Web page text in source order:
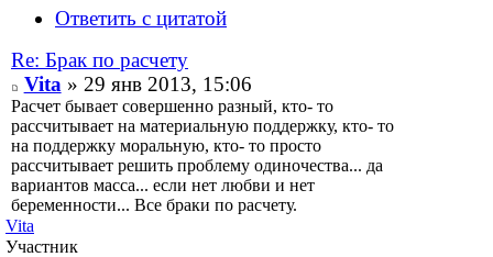
Ответить с цитатой
Re: Брак по расчету
Vita » 29 янв 2013, 15:06
Расчет бывает совершенно разный, кто- то
рассчитывает на материальную поддержку, кто- то
на поддержку моральную, кто- то просто
рассчитывает решить проблему одиночества... да
вариантов масса... если нет любви и нет
беременности... Все браки по расчету.
Vita
Участник